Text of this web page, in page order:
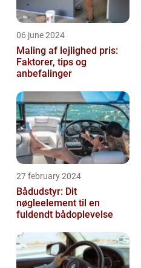
06 june 2024
Maling af lejlighed pris:
Faktorer, tips og
anbefalinger
27 february 2024
Bådudstyr: Dit
nøgleelement til en
fuldendt bådoplevelse